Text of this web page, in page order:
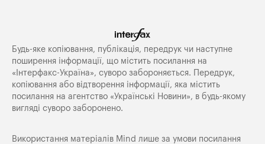
Будь-яке копiювання, публiкацiя, передрук чи наступне
поширення iнформацiї, що мiстить посилання на
«Iнтерфакс-Україна», суворо забороняється. Передрук,
копіювання або відтворення інформації, яка містить
посилання на агентство «Українські Новини», в будь-якому
вигляді суворо заборонено.
Використання матеріалів Mind лише за умови посилання